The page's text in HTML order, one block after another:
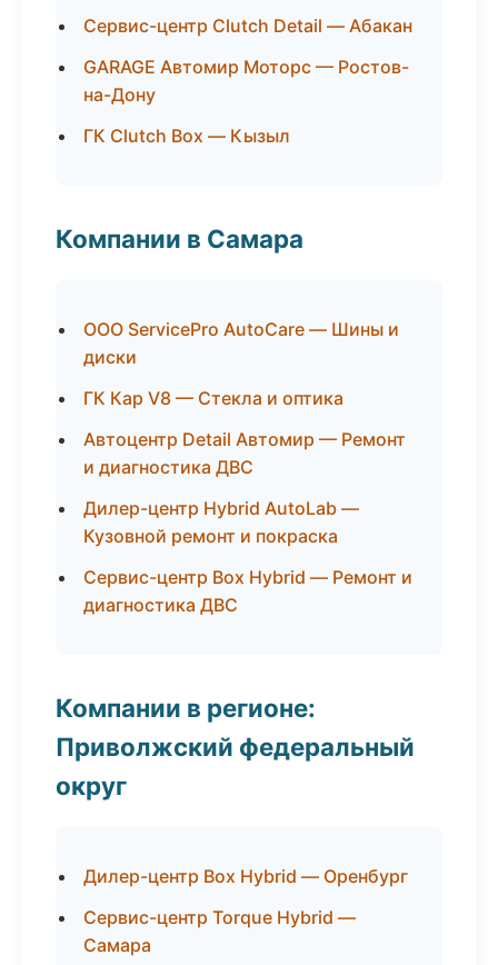
Сервис-центр Clutch Detail — Абакан
GARAGE Автомир Моторс — Ростов-
на-Дону
ГК Clutch Box — Кызыл
Компании в Самара
ООО ServicePro AutoCare — Шины и
диски
ГК Кар V8 — Стекла и оптика
Автоцентр Detail Автомир — Ремонт
и диагностика ДВС
Дилер-центр Hybrid AutoLab —
Кузовной ремонт и покраска
Сервис-центр Box Hybrid — Ремонт и
диагностика ДВС
Компании в регионе:
Приволжский федеральный
округ
Дилер-центр Box Hybrid — Оренбург
Сервис-центр Torque Hybrid —
Самара